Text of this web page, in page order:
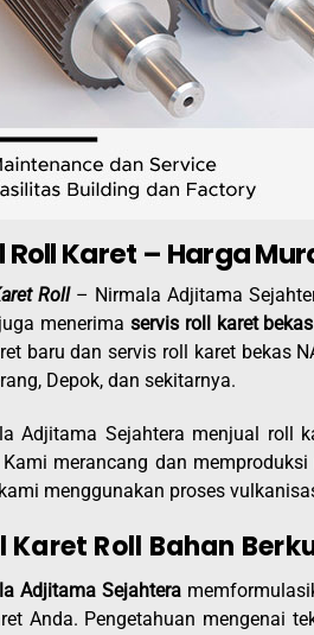
Roll Karet – Harga
Roll – Nirmala Adjitama
menerima servis roll karet bekas
baru dan servis roll karet bekas
Depok, dan sekitarnya.
Adjitama Sejahtera menjual roll
Kami merancang dan
menggunakan proses
Karet Roll Bahan
Adjitama Sejahtera
Anda. Pengetahuan mengenai